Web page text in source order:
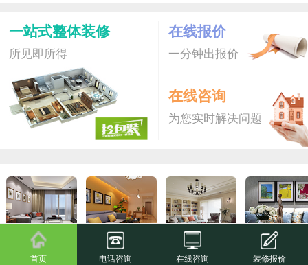
一站式整体装修
所见即所得
在线报价
一分钟出报价
在线咨询
为您实时解决问题
拎包装S 爆款新品 拎包装 尊享家
首页 电话咨询 在线咨询 装修报价